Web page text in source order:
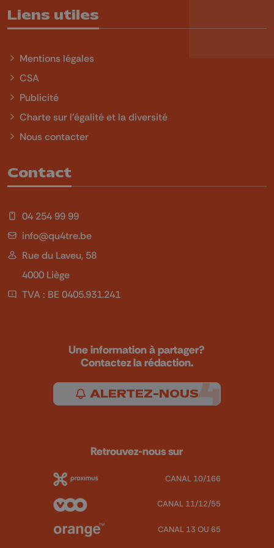
Liens utiles
Mentions légales
CSA
Publicité
Charte sur l'égalité et la diversité
Nous contacter
Contact
04 254 99 99
info@qu4tre.be
Rue du Laveu, 58
4000 Liège
TVA : BE 0405.931.241
Une information à partager?
Contactez la rédaction.
ALERTEZ-NOUS
Retrouvez-nous sur
CANAL 10/166
CANAL 11/12/55
CANAL 13 OU 65